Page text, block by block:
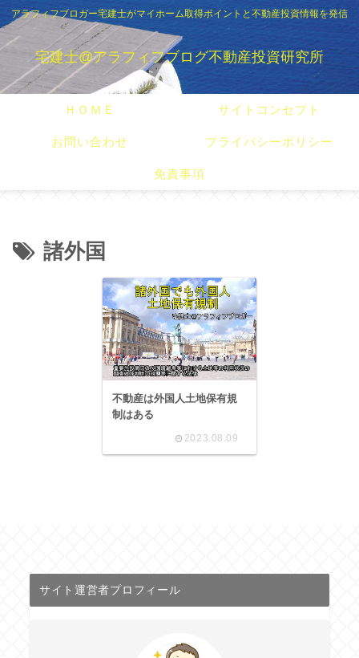
アラフィフブロガー宅建士がマイホーム取得ポイントと不動産投資情報を発信
宅建士@アラフィフブログ不動産投資研究所
ＨＯＭＥ サイトコンセプト
お問い合わせ プライバシーポリシー
免責事項
諸外国
不動産は外国人土地保有規
制はある
2023.08.09
サイト運営者プロフィール